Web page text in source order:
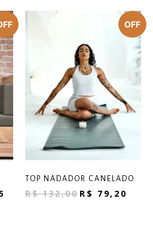
TOP NADADOR CANELADO
R$132,00R$ 79,20